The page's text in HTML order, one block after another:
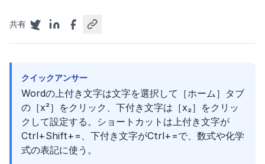
共有
クイックアンサー
Wordの上付き文字は文字を選択して［ホーム］タブ
の［x²］をクリック、下付き文字は［x₂］をクリッ
クして設定する。ショートカットは上付き文字が
Ctrl+Shift+=、下付き文字がCtrl+=で、数式や化学
式の表記に使う。